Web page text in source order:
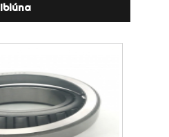
Ibiúna